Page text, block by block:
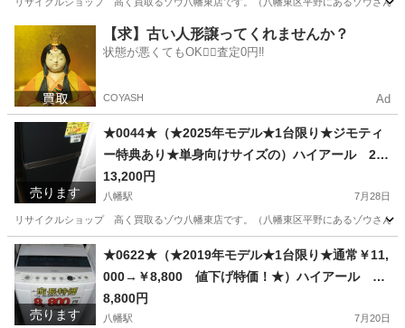
八幡駅 キッチン家電 ドア
【求】古い人形譲ってくれませんか？
状態が悪くてもOK🙆‍♀️査定0円‼️
COYASH Ad
売ります
★0044★（★2025年モデル★1台限り★ジモティ
ー特典あり★単身向けサイズの）ハイアール 2ド
ア冷蔵庫１２０L ２０２５年製 JR-HS12A 4
5.2cm幅 黒 高く買取るゾウ八幡東店
13,200円
八幡駅 7月28日
リサイクルショップ 高く買取るゾウ八幡東店です。（八幡東区平野にあるゾウさ
福岡 北九州市 八幡駅 キッチン家電 ハイアール
売ります
★0622★（★2019年モデル★1台限り★通常￥11,
000→￥8,800 値下げ特価！★）ハイアール 全
自動洗濯機４.５ｋｇ ２０１９年製 JW-C45D
52.6㎝幅 白 単身向け 高く買取るゾウ八幡
8,800円
八幡駅 7月20日